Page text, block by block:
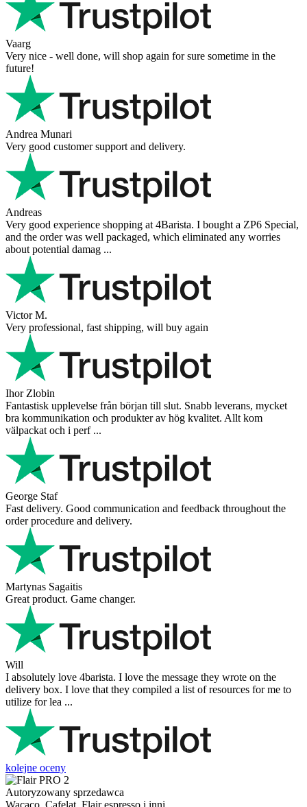
Ahmed Sherif
Excellent coffee grinder! The shipping was surprisingly fast, even
though I’m in Greece and the store is based in Romania/Austria.
The grinder feels ...
Danilo
Super schnelle Lieferung und tolles Produkt
Vaarg
Very nice - well done, will shop again for sure sometime in the
future!
Andrea Munari
Very good customer support and delivery.
Andreas
Very good experience shopping at 4Barista. I bought a ZP6 Special,
and the order was well packaged, which eliminated any worries
about potential damag ...
Victor M.
Very professional, fast shipping, will buy again
Ihor Zlobin
Fantastisk upplevelse från början till slut. Snabb leverans, mycket
bra kommunikation och produkter av hög kvalitet. Allt kom
välpackat och i perf ...
George Staf
Fast delivery. Good communication and feedback throughout the
order procedure and delivery.
Martynas Sagaitis
Great product. Game changer.